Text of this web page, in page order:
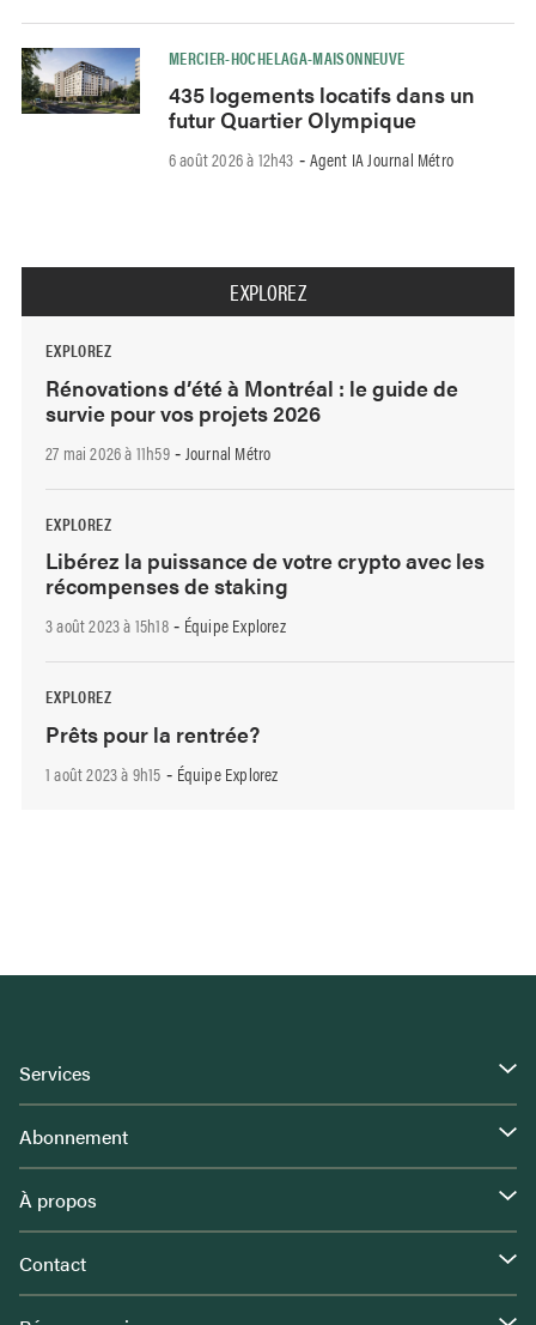
MERCIER-HOCHELAGA-MAISONNEUVE
435 logements locatifs dans un
futur Quartier Olympique
6 août 2026 à 12h43 - Agent IA Journal Métro
EXPLOREZ
EXPLOREZ
Rénovations d’été à Montréal : le guide de
survie pour vos projets 2026
27 mai 2026 à 11h59- Journal Métro
EXPLOREZ
Libérez la puissance de votre crypto avec les
récompenses de staking
3 août 2023 à 15h18- Équipe Explorez
EXPLOREZ
Prêts pour la rentrée?
1 août 2023 à 9h15 - Équipe Explorez
Services
Abonnement
À propos
Contact